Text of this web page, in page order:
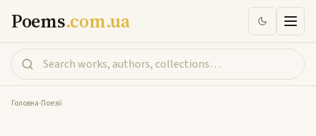
Poems.com.ua
Головна-Поезії